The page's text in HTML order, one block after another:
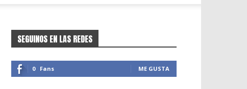
SEGUINOS EN LAS REDES
0 Fans ME GUSTA